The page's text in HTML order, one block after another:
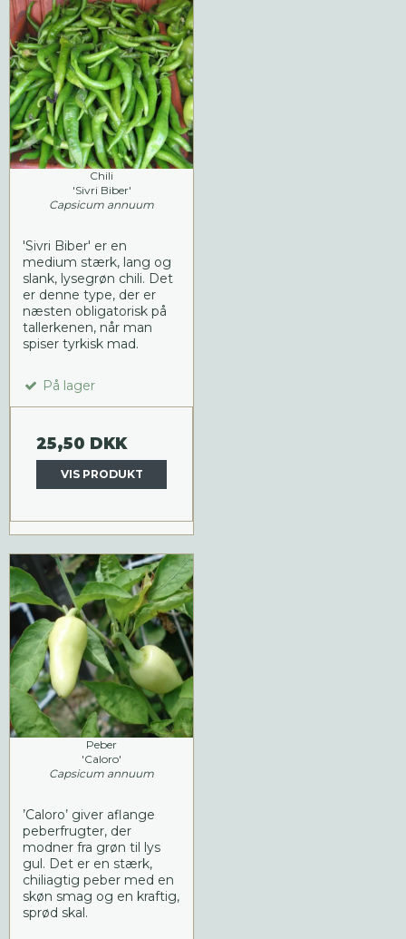
Chili
'Sivri Biber'
Capsicum annuum
'Sivri Biber' er en
medium stærk, lang og
slank, lysegrøn chili. Det
er denne type, der er
næsten obligatorisk på
tallerkenen, når man
spiser tyrkisk mad.
På lager
25,50 DKK
VIS PRODUKT
Peber
'Caloro'
Capsicum annuum
’Caloro’ giver aflange
peberfrugter, der
modner fra grøn til lys
gul. Det er en stærk,
chiliagtig peber med en
skøn smag og en kraftig,
sprød skal.